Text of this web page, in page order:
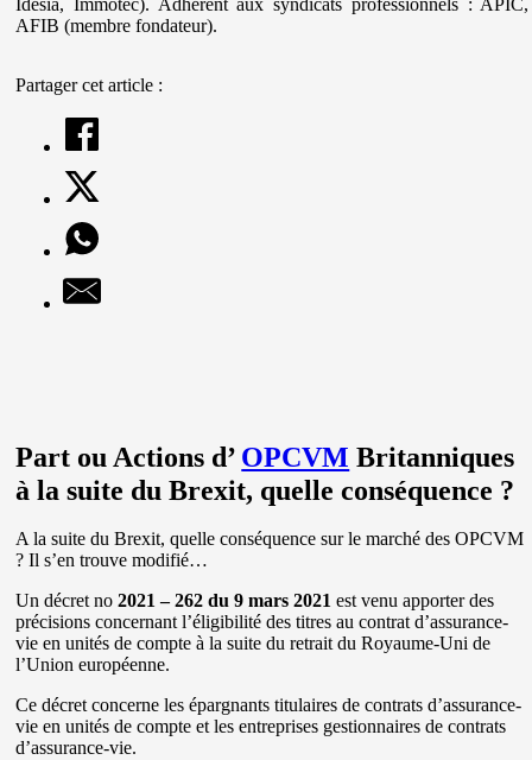
Idésia, Immotec). Adhérent aux syndicats professionnels : APIC,
AFIB (membre fondateur).
Partager cet article :
Part ou Actions d’ OPCVM Britanniques
à la suite du Brexit, quelle conséquence ?
A la suite du Brexit, quelle conséquence sur le marché des OPCVM
? Il s’en trouve modifié…
Un décret no2021 – 262 du 9 mars 2021est venu apporter des
précisions concernant l’éligibilité des titres au contrat d’assurance-
vie en unités de compte à la suite du retrait du Royaume-Uni de
l’Union européenne.
Ce décret concerne les épargnants titulaires de contrats d’assurance-
vie en unités de compte et les entreprises gestionnaires de contrats
d’assurance-vie.